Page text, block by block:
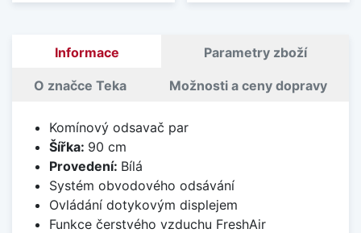
Informace Parametry zboží
O značce Teka Možnosti a ceny dopravy
Komínový odsavač par
Šířka: 90 cm
Provedení: Bílá
Systém obvodového odsávání
Ovládání dotykovým displejem
Funkce čerstvého vzduchu FreshAir